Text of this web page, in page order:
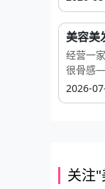
美容美
经营一
很骨感
2026-
关注